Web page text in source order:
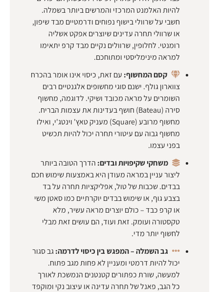
להיות האלמנט המרכזי והמרשים ביותר בשמלה.
חשבי על שרוולי בישוף נפוחים ודרמטיים מבד שיפון,
או שרוולי תחרה עדינים שיוצרים אפקט אשליה
רומנטי. לחלופין, שרוולים נקיים מבד קרפ יתאימו
למראה מינימליסטי ומתוחכם.
קסם המחשוף: עם זאת, כיסוי אינו אומר בהכרח
צווארון גולף. ישנם סוגי מחשופים אלגנטיים רבים
השומרים על מראה מכובד ושיקי. לדוגמה, מחשוף
סירה (Bateau) חושף בעדינות את עצמות הבריח.
מחשוף מרובע (Square) מעניק טאץ' וינטג'י, ואילו
מחשוף גבוה עם עיטורי תחרה יכול להיות תכשיט
בפני עצמו.
משחקי שקיפויות ובדים: הדרך הטובה ביותר
ליצור עניין במראה מעודן היא באמצעות שימוש חכם
בבדים. שכבות של טול, אפליקציות תחרה על בד
בצבע גוף, או שימוש בבדים יוקרתיים כמו סאטן משי
או קרפ כבד – כולם יוצרים מראה עשיר, מלא
טקסטורה ועומק. זאת ועוד, הם עושים זאת מבלי
לחשוף יותר מדי.
גב השמלה – המפגש בין כיסוי לדרמה:גב סגור
יכול להיות דרמטי ומעניין לא פחות מגב פתוח.
למעשה, שורת כפתורים קטנטנים הנמשכת לאורך
כל הגב, פאנל של תחרה עדינה או עיצוב נקי ומוקפד